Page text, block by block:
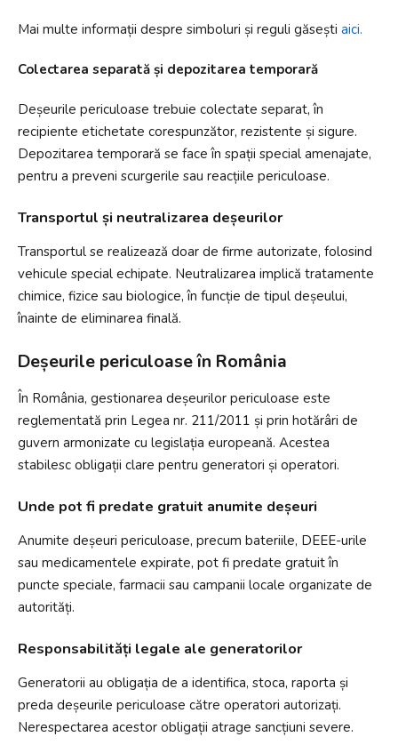
Mai multe informații despre simboluri și reguli găsești aici.
Colectarea separată și depozitarea temporară
Deșeurile periculoase trebuie colectate separat, în
recipiente etichetate corespunzător, rezistente și sigure.
Depozitarea temporară se face în spații special amenajate,
pentru a preveni scurgerile sau reacțiile periculoase.
Transportul și neutralizarea deșeurilor
Transportul se realizează doar de firme autorizate, folosind
vehicule special echipate. Neutralizarea implică tratamente
chimice, fizice sau biologice, în funcție de tipul deșeului,
înainte de eliminarea finală.
Deșeurile periculoase în România
În România, gestionarea deșeurilor periculoase este
reglementată prin Legea nr. 211/2011 și prin hotărâri de
guvern armonizate cu legislația europeană. Acestea
stabilesc obligații clare pentru generatori și operatori.
Unde pot fi predate gratuit anumite deșeuri
Anumite deșeuri periculoase, precum bateriile, DEEE-urile
sau medicamentele expirate, pot fi predate gratuit în
puncte speciale, farmacii sau campanii locale organizate de
autorități.
Responsabilități legale ale generatorilor
Generatorii au obligația de a identifica, stoca, raporta și
preda deșeurile periculoase către operatori autorizați.
Nerespectarea acestor obligații atrage sancțiuni severe.